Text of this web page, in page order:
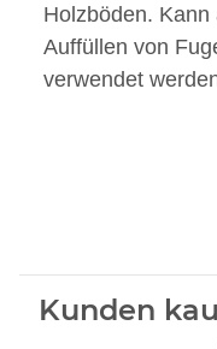
Holzböden. Kann
Auffüllen von
verwendet
Kunden